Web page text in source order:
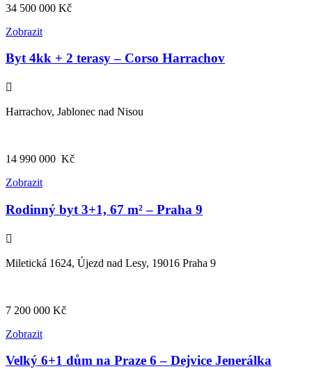
34 500 000 Kč
Zobrazit
Byt 4kk + 2 terasy – Corso Harrachov
Harrachov, Jablonec nad Nisou
14 990 000 Kč
Zobrazit
Rodinný byt 3+1, 67 m² – Praha 9
Miletická 1624, Újezd nad Lesy, 19016 Praha 9
7 200 000 Kč
Zobrazit
Velký 6+1 dům na Praze 6 – Dejvice Jenerálka